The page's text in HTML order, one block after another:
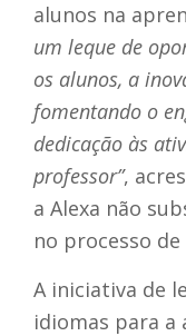
alunos na
um leque de
os alunos, a
fomentando o
dedicação às
professor”,
a Alexa não
no processo
A iniciativa de
idiomas para